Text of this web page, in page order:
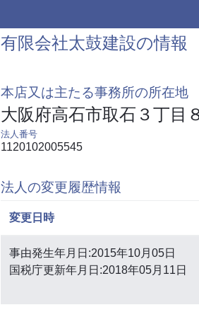
有限会社太鼓建設の情報
本店又は主たる事務所の所在地
大阪府高石市取石３丁目
法人番号
1120102005545
法人の変更履歴情報
変更日時
事由発生年月日:2015年10月05日
国税庁更新年月日:2018年05月11日